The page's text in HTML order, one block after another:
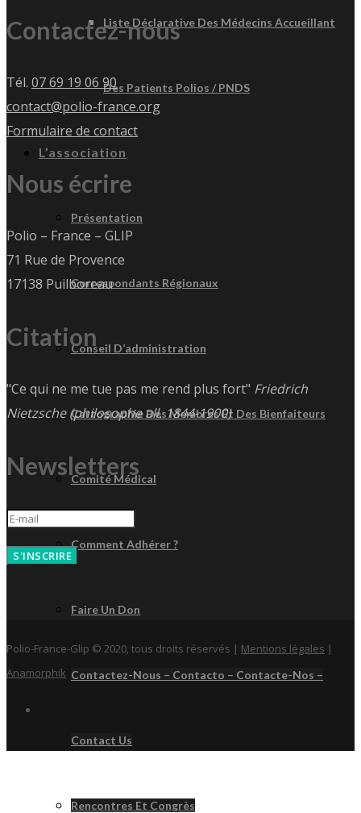
Liste Déclarative Des Médecins Accueillant
Des Patients Polios / PNDS
L’association
Présentation
Correspondants Régionaux
Conseil D’administration
Cartographie Des Membres Et Des Bienfaiteurs
Comité Médical
Comment Adhérer ?
Faire Un Don
Contactez-Nous – Contacto – Contacte-Nos –
Contact Us
Rencontres Et Congrès
Contactez-nous
Tél. 07 69 19 06 90
contact@polio-france.org
Formulaire de contact
Nous écrire
Polio – France – GLIP
71 Rue de Provence
17138 Puilboreau
Citation
"Ce qui ne me tue pas me rend plus fort" Friedrich
Nietzsche (philosophe all. 1844-1900)
Newsletters
S'INSCRIRE
Polio-France-Glip © 2020, tous droits réservés | Mentions légales |
Anamorphik